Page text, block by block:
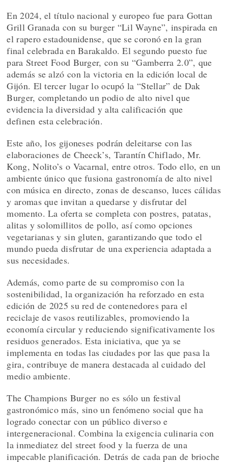
En 2024, el título nacional y europeo fue para Gottan
Grill Granada con su burger “Lil Wayne”, inspirada en
el rapero estadounidense, que se coronó en la gran
final celebrada en Barakaldo. El segundo puesto fue
para Street Food Burger, con su “Gamberra 2.0”, que
además se alzó con la victoria en la edición local de
Gijón. El tercer lugar lo ocupó la “Stellar” de Dak
Burger, completando un podio de alto nivel que
evidencia la diversidad y alta calificación que
definen esta celebración.
Este año, los gijoneses podrán deleitarse con las
elaboraciones de Cheeck’s, Tarantín Chiflado, Mr.
Kong, Nolito’s o Vacarnal, entre otros. Todo ello, en un
ambiente único que fusiona gastronomía de alto nivel
con música en directo, zonas de descanso, luces cálidas
y aromas que invitan a quedarse y disfrutar del
momento. La oferta se completa con postres, patatas,
alitas y solomillitos de pollo, así como opciones
vegetarianas y sin gluten, garantizando que todo el
mundo pueda disfrutar de una experiencia adaptada a
sus necesidades.
Además, como parte de su compromiso con la
sostenibilidad, la organización ha reforzado en esta
edición de 2025 su red de contenedores para el
reciclaje de vasos reutilizables, promoviendo la
economía circular y reduciendo significativamente los
residuos generados. Esta iniciativa, que ya se
implementa en todas las ciudades por las que pasa la
gira, contribuye de manera destacada al cuidado del
medio ambiente.
The Champions Burger no es sólo un festival
gastronómico más, sino un fenómeno social que ha
logrado conectar con un público diverso e
intergeneracional. Combina la exigencia culinaria con
la inmediatez del street food y la fuerza de una
impecable planificación. Detrás de cada pan de brioche